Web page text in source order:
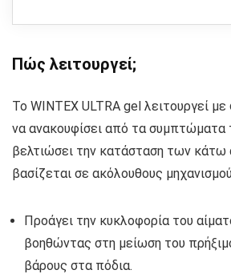
Πώς λειτουργεί;
Το WINTEX ULTRA gel λειτουργεί
να ανακουφίσει από τα συμπτώματα
βελτιώσει την κατάσταση των
βασίζεται σε ακόλουθους
Προάγει την κυκλοφορία του
βοηθώντας στη μείωση του
βάρους στα πόδια.